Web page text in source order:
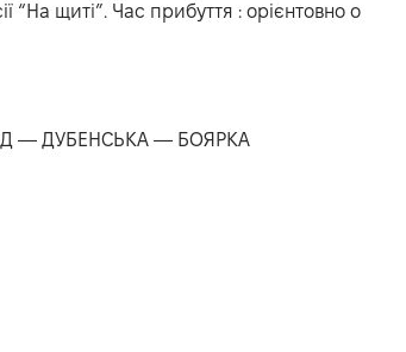
“На щиті”. Час прибуття : орієнтовно о
— ДУБЕНСЬКА — БОЯРКА